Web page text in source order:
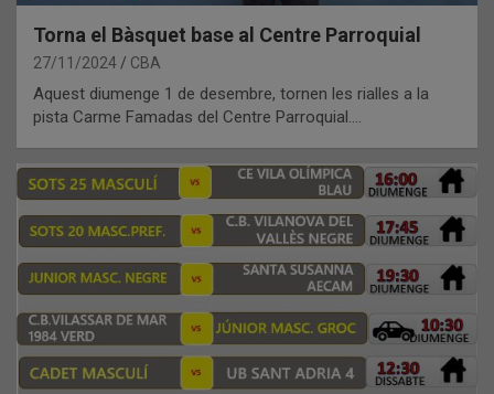
Torna el Bàsquet base al Centre Parroquial
27/11/2024 CBA
Aquest diumenge 1 de desembre, tornen les rialles a la
pista Carme Famadas del Centre Parroquial.…